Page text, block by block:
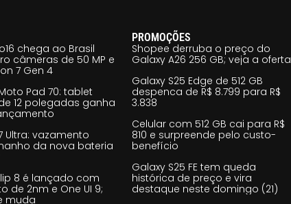
chega ao Brasil
câmeras de 50 MP e
7 Gen 4
Pad 70: tablet
12 polegadas ganha
Ultra: vazamento
da nova bateria
8 é lançado com
de 2nm e One UI 9;
muda
PROMOÇÕES
Shopee derruba o preço do
Galaxy A26 256 GB; veja a oferta
Galaxy S25 Edge de 512 GB
despenca de R$ 8.799 para R$
3.838
Celular com 512 GB cai para R$
810 e surpreende pelo custo-
benefício
Galaxy S25 FE tem queda
histórica de preço e vira
destaque neste domingo (21)